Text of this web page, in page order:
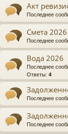
Акт
Последнее
Смета 2026
Последнее
Вода 2026
Последнее
Ответы: 4
Последнее
Последнее